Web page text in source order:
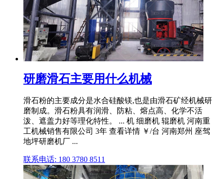
研磨滑石主要用什么机械
滑石粉的主要成分是水合硅酸镁,也是由滑石矿经机械研
磨制成。滑石粉具有润滑、防粘、熔点高、化学不活
泼、遮盖力好等理化特性。 ... 机 细磨机 辊磨机 河南重
工机械销售有限公司 3年 查看详情 ￥/台 河南郑州 座驾
地坪研磨机厂 ...
联系电话: 180 3780 8511